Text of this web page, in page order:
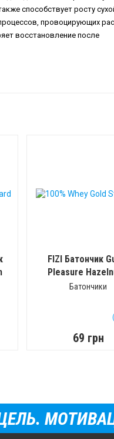
способствует росту
провоцирующих
восстановление после
FIZI Батончик
Pleasure
CaramelБатончики
69 грн